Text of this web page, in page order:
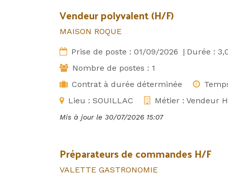
Vendeur polyvalent (H/F)
MAISON ROQUE
Prise de poste : 01/09/2026 | Durée :
Nombre de postes : 1
Contrat à durée déterminée
Lieu : SOUILLAC Métier : Vendeur
Mis à jour le 30/07/2026 15:07
Préparateurs de commandes H/F
VALETTE GASTRONOMIE